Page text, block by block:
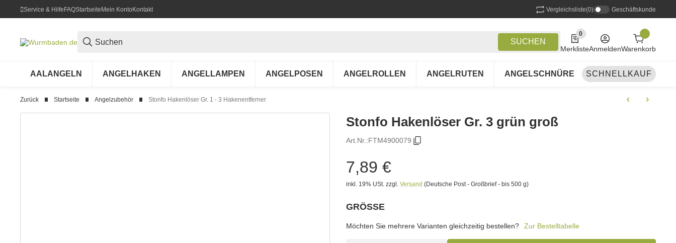
Service & HilfeFAQStartseiteMein KontoKontakt Vergleichsliste(0) Geschäftskunde
SUCHEN
0
0 Produkte in der Liste
MerklisteAnmeldenWarenkorb
AALANGELN ANGELHAKEN ANGELLAMPEN ANGELPOSEN ANGELROLLEN ANGELRUTEN ANGELSCHNÜRE ANGELSETS
SCHNELLKAUF
Zurück Startseite Angelzubehör Stonfo Hakenlöser Gr. 1 - 3 Hakenentferner
Stonfo Hakenlöser Gr. 3 grün groß
Art.Nr.:FTM4900079
7,89 €
inkl. 19% USt. zzgl. Versand (Deutsche Post - Großbrief - bis 500 g)
GRÖSSE
Möchten Sie mehrere Varianten gleichzeitig bestellen?
Zur Bestelltabelle